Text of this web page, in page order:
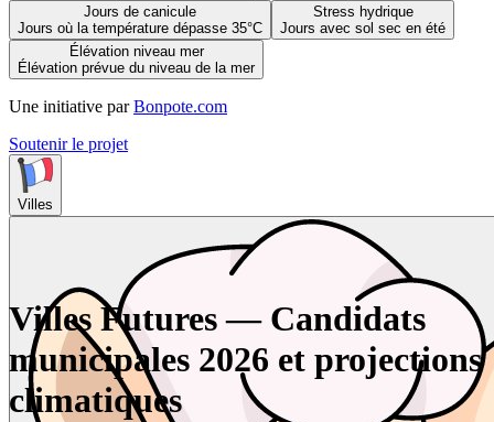
Jours de canicule
Jours où la température dépasse 35°C
Stress hydrique
Jours avec sol sec en été
Élévation niveau mer
Élévation prévue du niveau de la mer
Une initiative par Bonpote.com
Soutenir le projet
Villes
Villes Futures — Candidats
municipales 2026 et projections
climatiques